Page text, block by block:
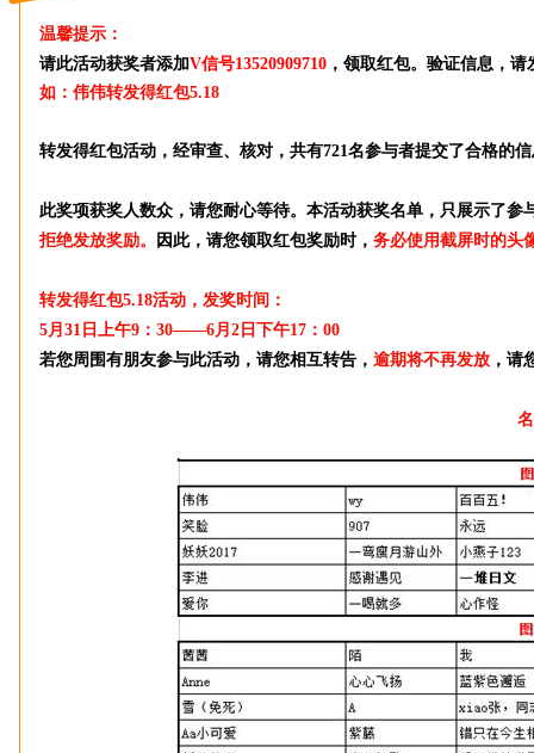
温馨提示：
请此活动获奖者添加V信号13520909710 ，领取红包。 验证信息，请
如：伟伟转发得红包5.18
转发得红包活动，经审查、核对，共有721名参与者提交了合格的
此奖项获奖人数众，请您耐心等待。本活动获奖名单，只展示了参
拒绝发放奖励。
因此，请您领取红包奖励时， 务必使用截屏时的头
转发得红包5.18活动，发奖时间：
5月31日上午9：30——6月2日下午17：00
若您周围有朋友参与此活动，请您相互转告， 逾期将不再发放 ，请